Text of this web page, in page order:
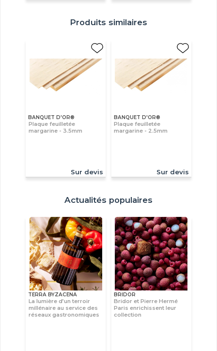
Produits similaires
BANQUET D'OR®
Plaque feuilletée
margarine - 3.5mm
Sur devis
BANQUET D'OR®
Plaque feuilletée
margarine - 2.5mm
Sur devis
Actualités populaires
TERRA BYZACENA
La lumière d’un terroir
millénaire au service des
réseaux gastronomiques
BRIDOR
Bridor et Pierre Hermé
Paris enrichissent leur
collection